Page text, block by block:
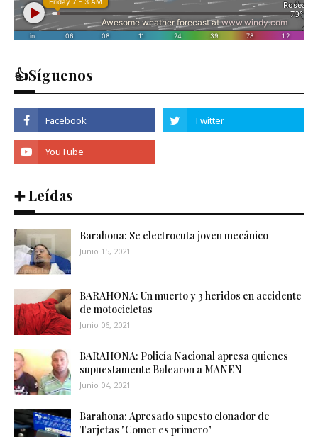
👍Síguenos
➕ Leídas
Barahona: Se electrocuta joven mecánico
Junio 15, 2021
BARAHONA: Un muerto y 3 heridos en accidente
de motocicletas
Junio 06, 2021
BARAHONA: Policía Nacional apresa quienes
supuestamente Balearon a MANEN
Junio 04, 2021
Barahona: Apresado supesto clonador de
Tarjetas "Comer es primero"